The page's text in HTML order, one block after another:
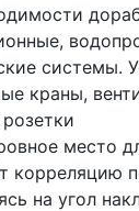
системы.
краны,
место
корреляцию
на угол